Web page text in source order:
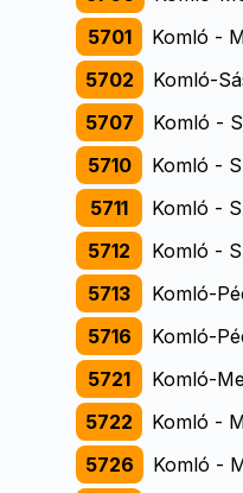
5701
Komló -
5702
Komló-
5707
Komló -
5710
Komló -
5711
Komló -
5712
Komló -
5713
Komló-
5716
Komló-
5721
Komló-
5722
Komló -
5726
Komló -